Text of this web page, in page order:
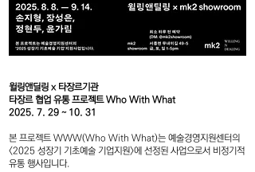
윌링앤딜링 x 타장르기관
타장르 협업 유통 프로젝트 Who With What
2025. 7. 29 ~ 10. 31
본 프로젝트 WWW(Who With What)는 예술경영지원센터의
<2025 성장기 기초예술 기업지원>에 선정된 사업으로서 비정기적
유통 행사입니다.